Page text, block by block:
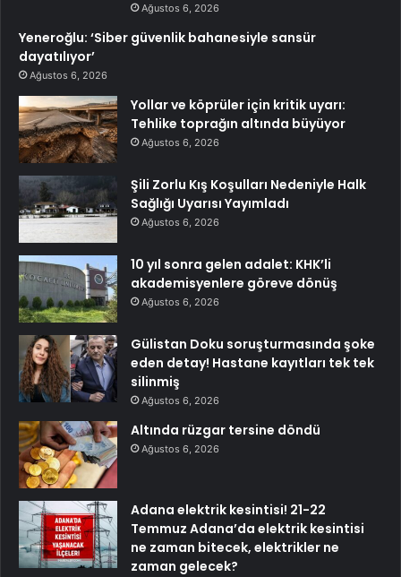
Ağustos 6, 2026
Yeneroğlu: ‘Siber güvenlik bahanesiyle sansür
dayatılıyor’
Ağustos 6, 2026
Yollar ve köprüler için kritik uyarı:
Tehlike toprağın altında büyüyor
Ağustos 6, 2026
Şili Zorlu Kış Koşulları Nedeniyle Halk
Sağlığı Uyarısı Yayımladı
Ağustos 6, 2026
10 yıl sonra gelen adalet: KHK’li
akademisyenlere göreve dönüş
Ağustos 6, 2026
Gülistan Doku soruşturmasında şoke
eden detay! Hastane kayıtları tek tek
silinmiş
Ağustos 6, 2026
Altında rüzgar tersine döndü
Ağustos 6, 2026
Adana elektrik kesintisi! 21-22
Temmuz Adana’da elektrik kesintisi
ne zaman bitecek, elektrikler ne
zaman gelecek?